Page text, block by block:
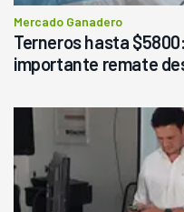
Mercado Ganadero
Terneros hasta
importante remate